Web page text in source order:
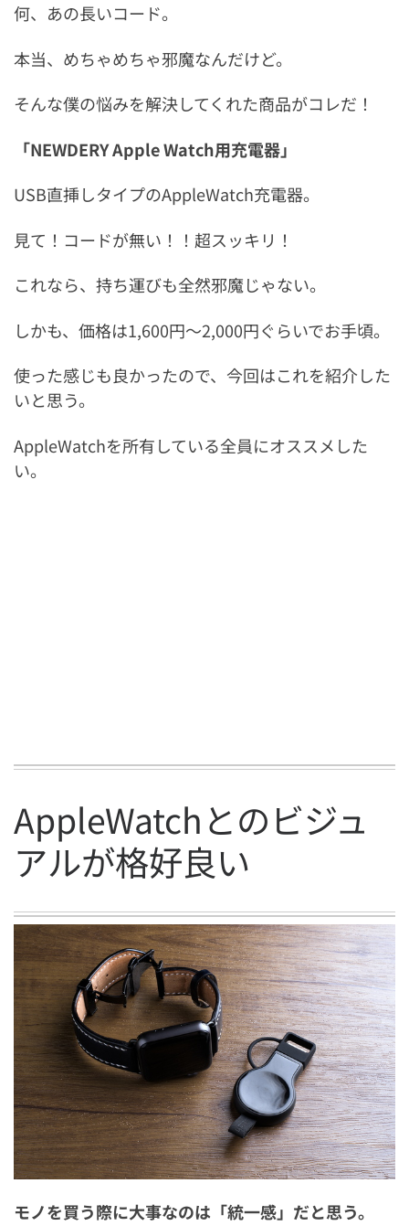
何、あの長いコード。
本当、めちゃめちゃ邪魔なんだけど。
そんな僕の悩みを解決してくれた商品がコレだ！
「NEWDERY Apple Watch用充電器」
USB直挿しタイプのAppleWatch充電器。
見て！コードが無い！！超スッキリ！
これなら、持ち運びも全然邪魔じゃない。
しかも、価格は1,600円～2,000円ぐらいでお手頃。
使った感じも良かったので、今回はこれを紹介した
いと思う。
AppleWatchを所有している全員にオススメした
い。
AppleWatchとのビジュ
アルが格好良い
モノを買う際に大事なのは「統一感」だと思う。